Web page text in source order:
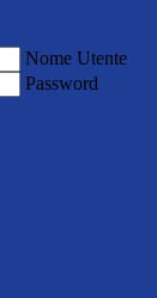
Nome Utente
Password